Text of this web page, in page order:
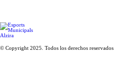
© Copyright 2025. Todos los derechos reservados